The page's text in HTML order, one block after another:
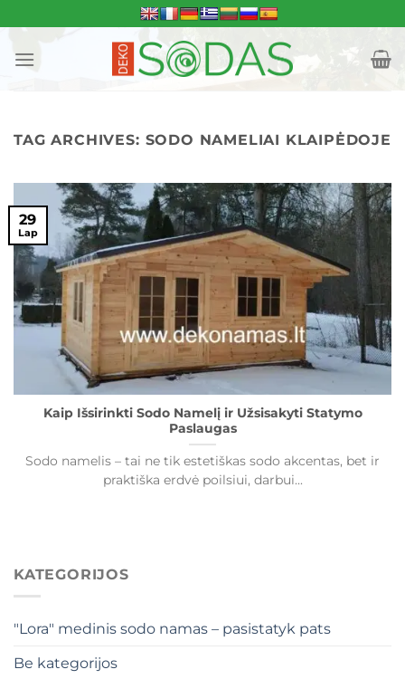
to
content
TAG ARCHIVES: SODO NAMELIAI KLAIPĖDOJE
Kaip Išsirinkti Sodo Namelį ir Užsisakyti Statymo
Paslaugas
Sodo namelis – tai ne tik estetiškas sodo akcentas, bet ir
praktiška erdvė poilsiui, darbui...
29
Lap
KATEGORIJOS
"Lora" medinis sodo namas – pasistatyk pats
Be kategorijos